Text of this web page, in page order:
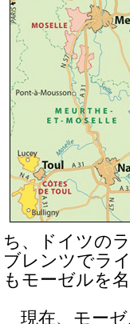
ち、ドイツの
ブレンツでラ
もモーゼルを
現在、モーゼ